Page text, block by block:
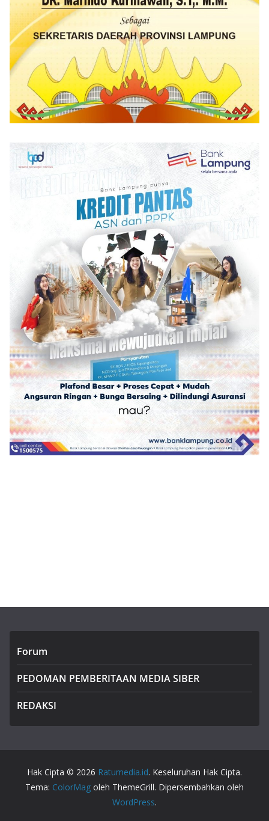
Forum
PEDOMAN PEMBERITAAN MEDIA SIBER
REDAKSI
Hak Cipta © 2026 Ratumedia.id. Keseluruhan Hak Cipta.
Tema: ColorMag oleh ThemeGrill. Dipersembahkan oleh
WordPress.